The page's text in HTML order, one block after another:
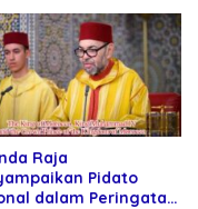
Raja
Pidato
dalam Peringatan